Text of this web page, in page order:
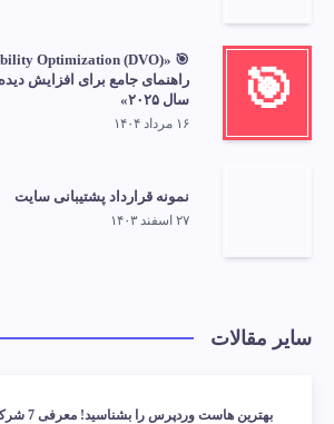
🎯
راهنمای جامع برای افزایش
سال ۲۰۲۵»
۱۶ مرداد ۱۴۰۴
نمونه قرارداد پشتیبانی سایت
۲۷ اسفند ۱۴۰۳
سایر مقالات
بهترین هاست وردپرس را